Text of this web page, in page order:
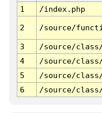
1
/index.php
2 /source/
3 /source/
4
/source/
5
/source/
6
/source/